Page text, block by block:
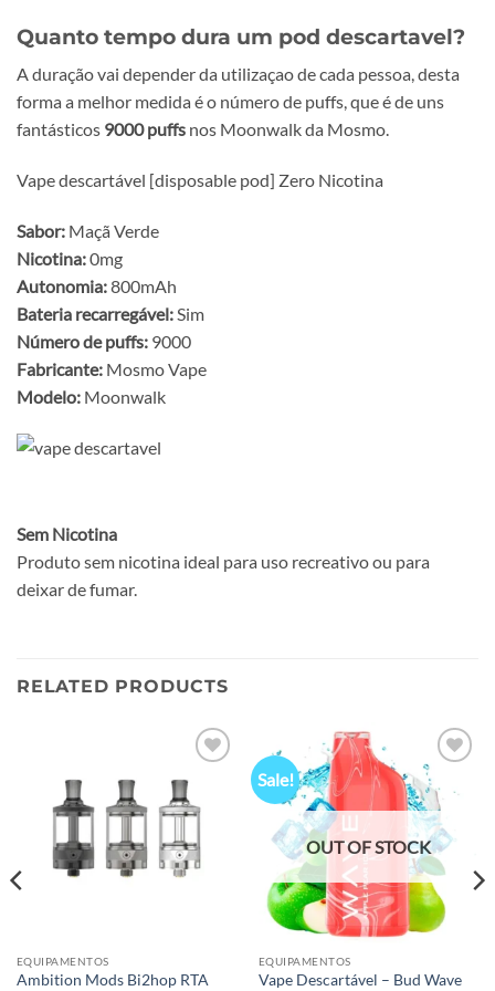
Quanto tempo dura um pod descartavel?
A duração vai depender da utilizaçao de cada pessoa, desta
forma a melhor medida é o número de puffs, que é de uns
fantásticos 9000 puffs nos Moonwalk da Mosmo.
Vape descartável [disposable pod] Zero Nicotina
Sabor: Maçã Verde
Nicotina:0mg
Autonomia:800mAh
Bateria recarregável:Sim
Número de puffs: 9000
Fabricante: Mosmo Vape
Modelo: Moonwalk
Sem Nicotina
Produto sem nicotina ideal para uso recreativo ou para
deixar de fumar.
RELATED PRODUCTS
Add to
wishlist
EQUIPAMENTOS
Ambition Mods Bi2hop RTA
Sale!
Add to
wishlist
OUT OF STOCK
EQUIPAMENTOS
Vape Descartável – Bud Wave